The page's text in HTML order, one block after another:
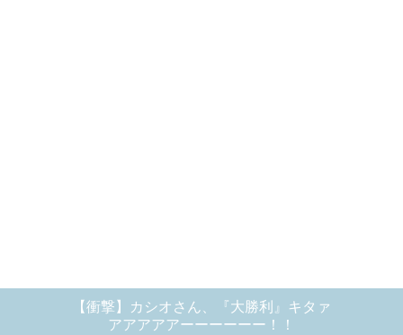
【衝撃】カシオさん、『大勝利』キタァ
アアアアアーーーーーー！！